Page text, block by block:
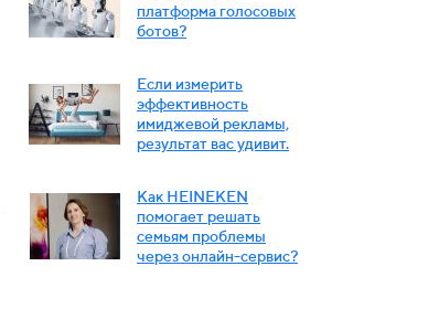
платформа голосовых
ботов?
Если измерить
эффективность
имиджевой рекламы,
результат вас удивит.
Как HEINEKEN
помогает решать
семьям проблемы
через онлайн-сервис?